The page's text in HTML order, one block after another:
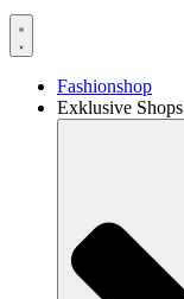
Fashionshop
Exklusive Shops